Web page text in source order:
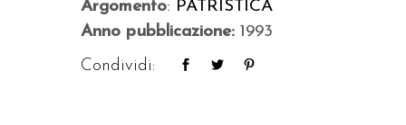
Argomento: PATRISTICA
Anno pubblicazione: 1993
Condividi: